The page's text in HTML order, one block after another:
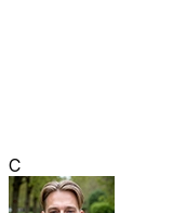
C